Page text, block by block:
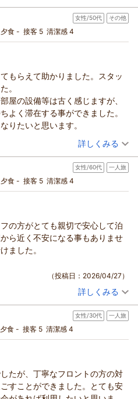
)
期間限定スペシャル価格◎
あたり/税込)
女性/50代 その他
夕食 - 接客 5 清潔感 4
もらえて助かりました。スタッ
。
屋の設備等は古く感じますが、
よく滞在する事ができました。
りたいと思います。
（投稿日：2026/04/27）
)
期間限定スペシャル価格◎
あたり/税込)
詳しくみる
女性/60代 一人旅
夕食 - 接客 5 清潔感 4
の方がとても親切で安心して泊
ら近く不安になる事もありませ
ました。
（投稿日：2026/04/27）
◎期間限定スペシャル価格◎
人あたり/税込)
詳しくみる
女性/30代 一人旅
夕食 - 接客 5 清潔感 4
たが、丁寧なフロントの方の対
すことができました。とても安